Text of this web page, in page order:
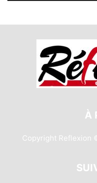
À
Copyright Reflexion